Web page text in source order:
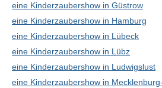
eine Kinderzaubershow in Güstrow
eine Kinderzaubershow in Hamburg
eine Kinderzaubershow in Lübeck
eine Kinderzaubershow in Lübz
eine Kinderzaubershow in Ludwigslust
eine Kinderzaubershow in